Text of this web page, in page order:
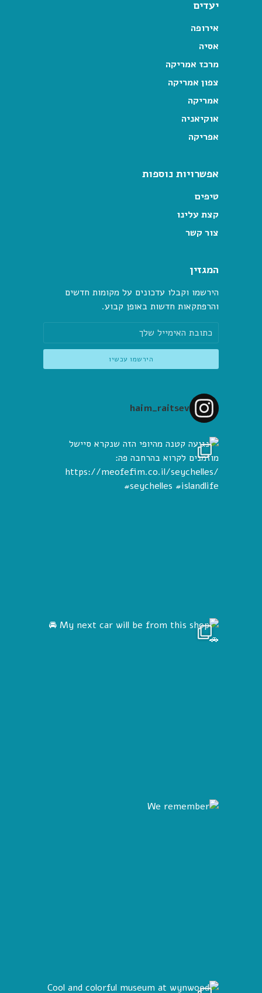
יעדים
אירופה
אסיה
מרכז אמריקה
צפון אמריקה
אמריקה
אוקיאניה
אפריקה
אפשרויות נוספות
טיפים
קצת עלינו
צור קשר
המגזין
הירשמו וקבלו עדכונים על מקומות חדשים
והרפתקאות חדשות באופן קבוע.
haim_raitsev